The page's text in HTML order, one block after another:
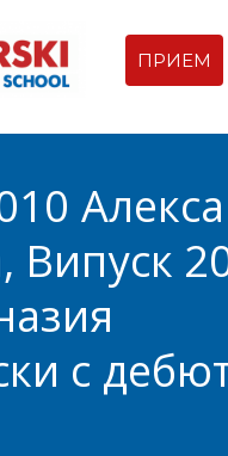
родна
и |
ПРИЕМ
Випуск
с